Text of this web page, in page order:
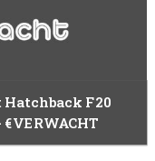
Hatchback F20
€VERWACHT